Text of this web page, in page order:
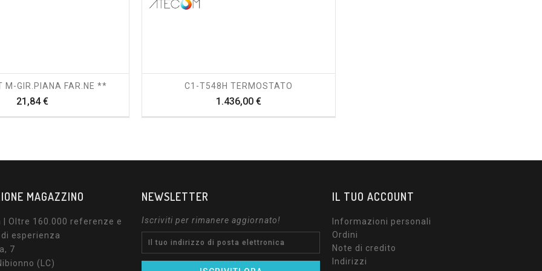
M-GIR.PIANA FAR.NE **
21,84 €Prezzo
C1-T548H TERMOSTATO
1.436,00 €Prezzo
MAGAZZINO
| Oltre 160.000 referenze e
esperienza
7
(LC)
NEWSLETTER
Iscriviti per rimanere aggiornato!
IL TUO ACCOUNT
Informazioni personali
Ordini
Note di credito
Indirizzi